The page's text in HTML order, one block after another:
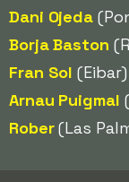
Dani Ojeda
Borja Baston
Fran Sol (Eibar)
Arnau Puigmal
Rober(Las